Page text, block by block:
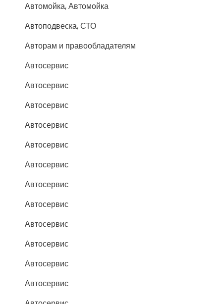
Автомойка, Автомойка
Автоподвеска, СТО
Авторам и правообладателям
Автосервис
Автосервис
Автосервис
Автосервис
Автосервис
Автосервис
Автосервис
Автосервис
Автосервис
Автосервис
Автосервис
Автосервис